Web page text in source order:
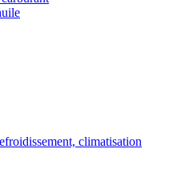
climatisation